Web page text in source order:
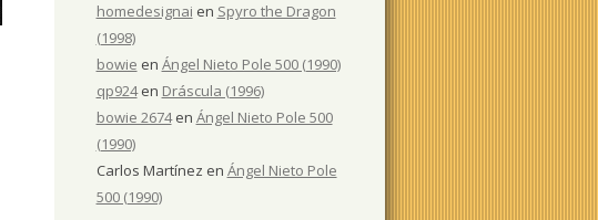
homedesignai en Spyro the Dragon
(1998)
bowie en Ángel Nieto Pole 500 (1990)
qp924en Dráscula (1996)
bowie 2674en Ángel Nieto Pole 500
(1990)
Carlos Martínez en Ángel Nieto Pole
500 (1990)